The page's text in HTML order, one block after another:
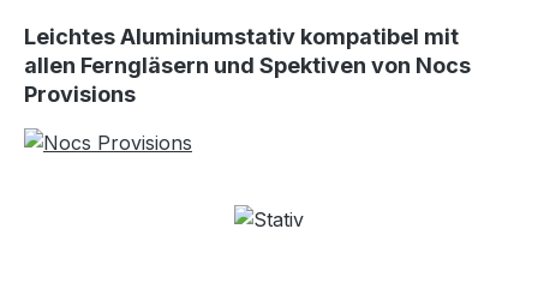
Leichtes Aluminiumstativ kompatibel mit
allen Ferngläsern und Spektiven von Nocs
Provisions
Bildergalerie überspringen